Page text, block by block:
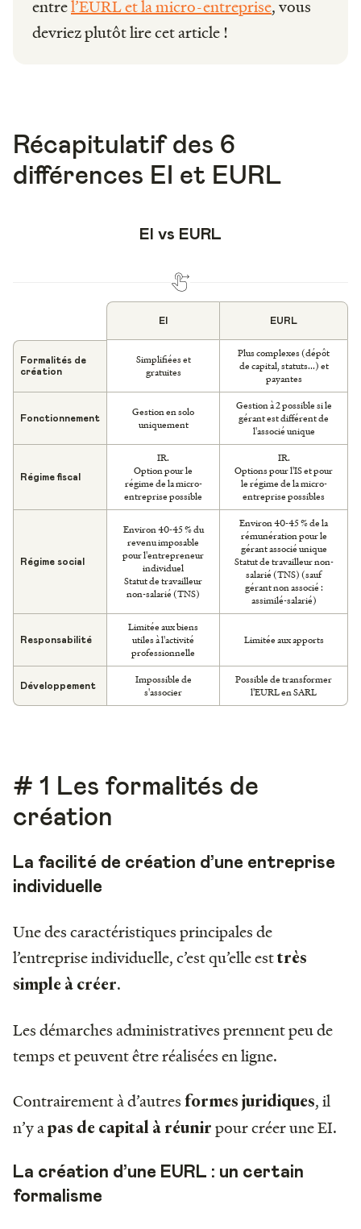
entrel’EURL et la micro-entreprise, vous
devriez plutôt lire cet article !
Récapitulatif des 6
différences EI et EURL
EI vs EURL
EI EURL
Formalités de
création
Simplifiées et
gratuites
Plus complexes (dépôt
de capital, statuts...) et
payantes
Fonctionnement
Gestion en solo
uniquement
Gestion à 2 possible si le
gérant est différent de
l'associé unique
Régime fiscal
IR.
Option pour le
régime de la micro-
entreprise possible
IR.
Options pour l'IS et pour
le régime de la micro-
entreprise possibles
Régime social
Environ 40-45 % du
revenu imposable
pour l'entrepreneur
individuel
Statut de travailleur
non-salarié (TNS)
Environ 40-45 % de la
rémunération pour le
gérant associé unique
Statut de travailleur non-
salarié (TNS) (sauf
gérant non associé :
assimilé-salarié)
Responsabilité
Limitée aux biens
utiles à l'activité
professionnelle
Limitée aux apports
Développement
Impossible de
s'associer
Possible de transformer
l'EURL en SARL
# 1 Les formalités de
création
La facilité de création d’une entreprise
individuelle
Une des caractéristiques principales de
l’entreprise individuelle, c’est qu’elle esttrès
simple à créer.
Les démarches administratives prennent peu de
temps et peuvent être réalisées en ligne.
Contrairement à d’autres formes juridiques, il
n’y apas de capital à réunir pour créer une EI.
La création d’une EURL : un certain
formalisme